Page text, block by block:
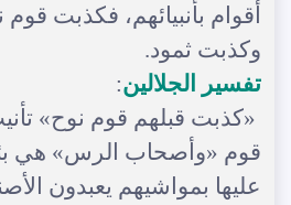
أقوام بأنبيائهم، فكذبت
وكذبت ثمود.
تفسير الجلالين:
«كذبت قبلهم قوم نوح»
قوم «وأصحاب الرس» هي
عليها بمواشيهم يعبدون